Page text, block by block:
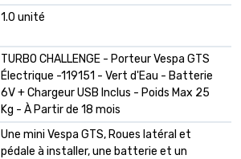
1.0 unité
TURBO CHALLENGE - Porteur Vespa GTS
Électrique -119151 - Vert d'Eau - Batterie
6V + Chargeur USB Inclus - Poids Max 25
Kg - À Partir de 18 mois
Une mini Vespa GTS, Roues latéral et
pédale à installer, une batterie et un